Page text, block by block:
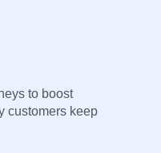
to boost
customers keep